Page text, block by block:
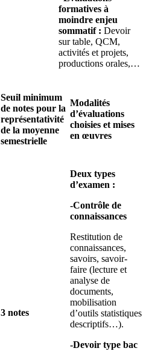
formatives à
moindre enjeu
sommatif : Devoir
sur table, QCM,
activités et projets,
productions orales,…
Seuil minimum
de notes pour la
représentativité
de la moyenne
semestrielle
Modalités
d’évaluations
choisies et mises
en œuvres
3 notes
Deux types
d’examen :
-Contrôle de
connaissances
Restitution de
connaissances,
savoirs, savoir-
faire (lecture et
analyse de
documents,
mobilisation
d’outils statistiques
descriptifs…).
-Devoir type bac